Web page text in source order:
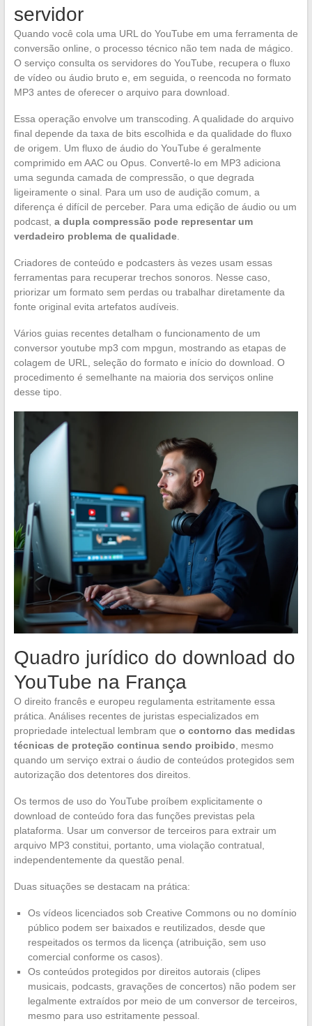
servidor
Quando você cola uma URL do YouTube em uma ferramenta de
conversão online, o processo técnico não tem nada de mágico.
O serviço consulta os servidores do YouTube, recupera o fluxo
de vídeo ou áudio bruto e, em seguida, o reencoda no formato
MP3 antes de oferecer o arquivo para download.
Essa operação envolve um transcoding. A qualidade do arquivo
final depende da taxa de bits escolhida e da qualidade do fluxo
de origem. Um fluxo de áudio do YouTube é geralmente
comprimido em AAC ou Opus. Convertê-lo em MP3 adiciona
uma segunda camada de compressão, o que degrada
ligeiramente o sinal. Para um uso de audição comum, a
diferença é difícil de perceber. Para uma edição de áudio ou um
podcast, a dupla compressão pode representar um
verdadeiro problema de qualidade.
Criadores de conteúdo e podcasters às vezes usam essas
ferramentas para recuperar trechos sonoros. Nesse caso,
priorizar um formato sem perdas ou trabalhar diretamente da
fonte original evita artefatos audíveis.
Vários guias recentes detalham o funcionamento de um
conversor youtube mp3 com mpgun, mostrando as etapas de
colagem de URL, seleção do formato e início do download. O
procedimento é semelhante na maioria dos serviços online
desse tipo.
Quadro jurídico do download do
YouTube na França
O direito francês e europeu regulamenta estritamente essa
prática. Análises recentes de juristas especializados em
propriedade intelectual lembram que o contorno das medidas
técnicas de proteção continua sendo proibido , mesmo
quando um serviço extrai o áudio de conteúdos protegidos sem
autorização dos detentores dos direitos.
Os termos de uso do YouTube proíbem explicitamente o
download de conteúdo fora das funções previstas pela
plataforma. Usar um conversor de terceiros para extrair um
arquivo MP3 constitui, portanto, uma violação contratual,
independentemente da questão penal.
Duas situações se destacam na prática:
Os vídeos licenciados sob Creative Commons ou no domínio
público podem ser baixados e reutilizados, desde que
respeitados os termos da licença (atribuição, sem uso
comercial conforme os casos).
Os conteúdos protegidos por direitos autorais (clipes
musicais, podcasts, gravações de concertos) não podem ser
legalmente extraídos por meio de um conversor de terceiros,
mesmo para uso estritamente pessoal.